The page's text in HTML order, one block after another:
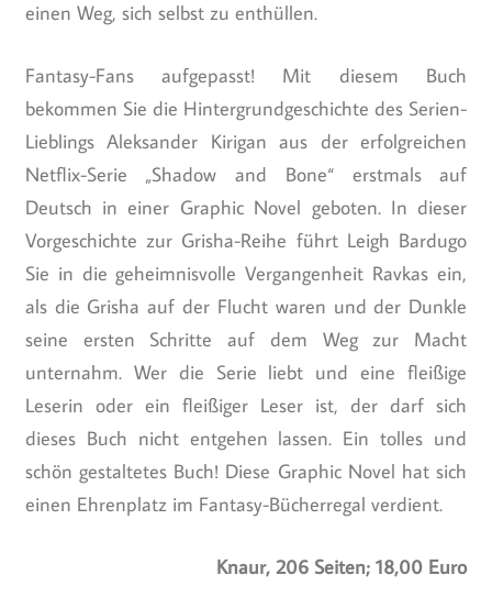
einen Weg, sich selbst zu enthüllen.
Fantasy-Fans aufgepasst! Mit diesem Buch
bekommen Sie die Hintergrundgeschichte des Serien-
Lieblings Aleksander Kirigan aus der erfolgreichen
Netflix-Serie „Shadow and Bone“ erstmals auf
Deutsch in einer Graphic Novel geboten. In dieser
Vorgeschichte zur Grisha-Reihe führt Leigh Bardugo
Sie in die geheimnisvolle Vergangenheit Ravkas ein,
als die Grisha auf der Flucht waren und der Dunkle
seine ersten Schritte auf dem Weg zur Macht
unternahm. Wer die Serie liebt und eine fleißige
Leserin oder ein fleißiger Leser ist, der darf sich
dieses Buch nicht entgehen lassen. Ein tolles und
schön gestaltetes Buch! Diese Graphic Novel hat sich
einen Ehrenplatz im Fantasy-Bücherregal verdient.
Knaur, 206 Seiten; 18,00 Euro